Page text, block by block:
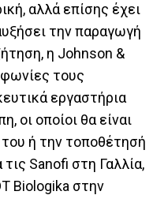
αλλά επίσης έχει
την παραγωγή
η Johnson &
τους
εργαστήρια
οι οποίοι θα είναι
ή την τοποθέτησή
τις Sanofi στη Γαλλία,
Biologika στην